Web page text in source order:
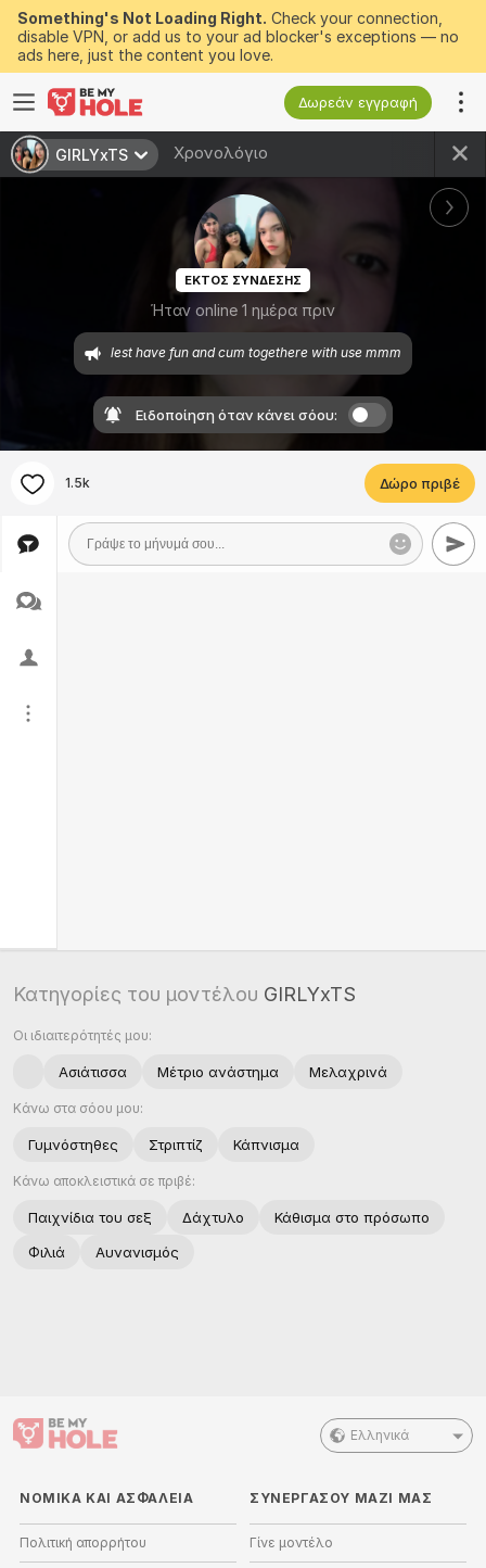
Something's Not Loading Right. Check your connection,
disable VPN, or add us to your ad blocker's exceptions — no
ads here, just the content you love.
Δωρεάν εγγραφή
GIRLYxTS Χρονολόγιο
ΕΚΤΟΣ ΣΥΝΔΕΣΗΣ
Ήταν online 1 ημέρα πριν
Ειδοποίηση όταν κάνει σόου:
1.5k Δώρο πριβέ
Κατηγορίες του μοντέλου GIRLYxTS
Οι ιδιαιτερότητές μου:
Ασιάτισσα Μέτριο ανάστημα Μελαχρινά
Κάνω στα σόου μου:
Γυμνόστηθες Στριπτίζ Κάπνισμα
Κάνω αποκλειστικά σε πριβέ:
Παιχνίδια του σεξ Δάχτυλο
Κάθισμα στο πρόσωπο
Φιλιά
Αυνανισμός
Ελληνικά
ΝΟΜΙΚΑ ΚΑΙ ΑΣΦΑΛΕΙΑ
Πολιτική απορρήτου
ΣΥΝΕΡΓΑΣΟΥ ΜΑΖΙ ΜΑΣ
Γίνε μοντέλο